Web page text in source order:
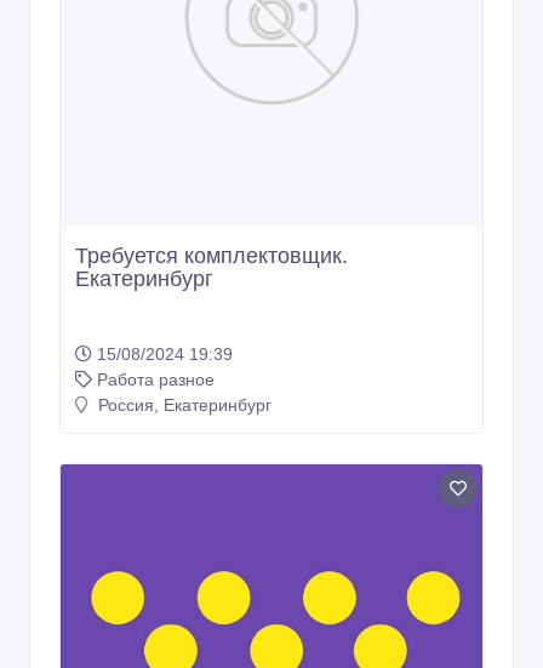
Требуется комплектовщик.
Екатеринбург
15/08/2024 19:39
Работа разное
Россия, Екатеринбург